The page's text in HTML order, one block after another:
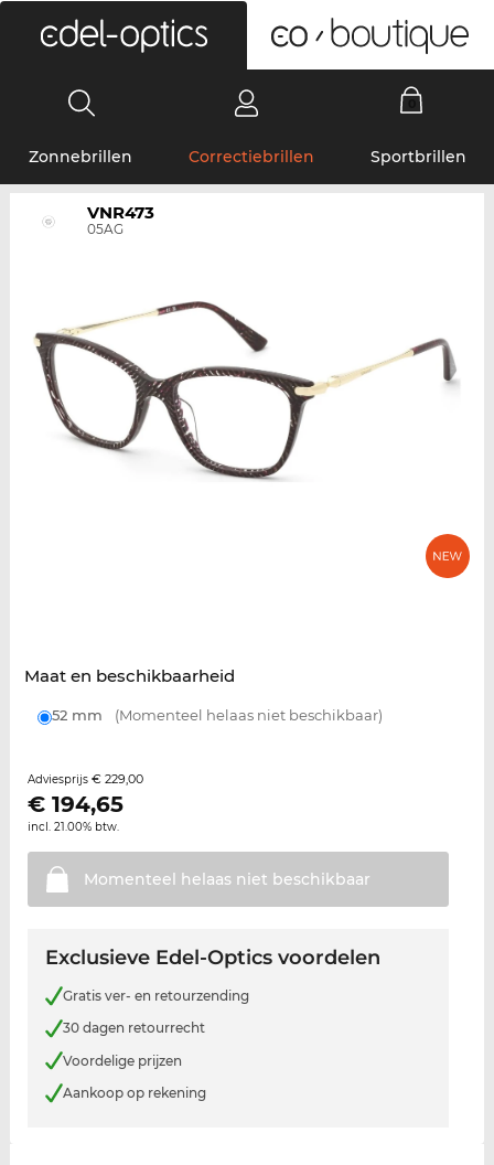
Zonnebrillen Correctiebrillen Sportbrillen
VNR473
05AG
Maat en beschikbaarheid
52 mm (Momenteel helaas niet beschikbaar)
Adviesprijs € 229,00
€ 194,65
incl. 21.00% btw.
Momenteel helaas niet beschikbaar
Exclusieve Edel-Optics voordelen
Gratis ver- en retourzending
30 dagen retourrecht
Voordelige prijzen
Aankoop op rekening